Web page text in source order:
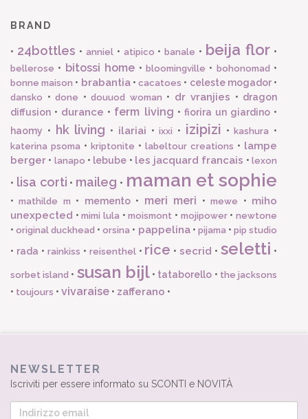
BRAND
• 24bottles • anniel• atipico •banale • beija flor •
bellerose • bitossi home • bloomingville • bohonomad •
bonne maison • brabantia•cacatoes • celeste mogador•
dansko • done • douuod woman • dr vranjies • dragon
diffusion • durance • ferm living • fiorira un giardino•
haomy • hk living • ilariai •ixxi • izipizi •kashura •
katerina psoma • kriptonite • labeltour creations • lampe
berger • lanapo • lebube • les jacquard francais •lexon
• lisa corti • maileg • maman et sophie
•mathilde m • memento• meri meri •mewe • miho
unexpected •mimi lula •moismont • mojipower•newtone
•original duckhead •orsina • pappelina• pijama • pip studio
• rada • rainkiss • reisenthel• rice •secrid •seletti •
sorbet island • susan bijl• tataborello • the jacksons
• toujours • vivaraise • zafferano •
NEWSLETTER
Iscriviti per essere informato su SCONTI e NOVITÀ